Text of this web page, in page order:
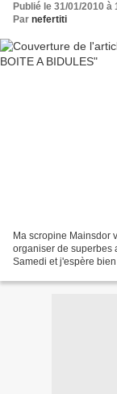
Publié le 31/01/2010 à
Par nefertiti
Ma scropine Mainsdor
organiser de superbes
Samedi et j'espère